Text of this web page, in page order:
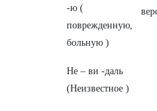
-ю (
поврежденную,
больную )
Не – ви -даль
(Неизвестное )